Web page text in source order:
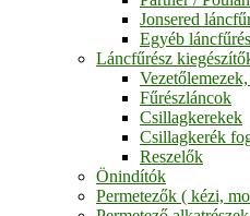
Jonsered
Egyéb
Láncfűrész
Fűrészláncok
Csillagkerekek
Csillagkerék
Reszelők
Önindítók
Permetezők ( kézi,